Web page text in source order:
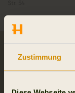
Zustimmung